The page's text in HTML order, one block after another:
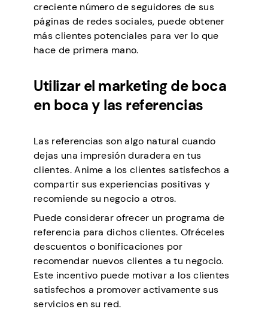
creciente número de seguidores de sus
páginas de redes sociales, puede obtener
más clientes potenciales para ver lo que
hace de primera mano.
Utilizar el marketing de boca
en boca y las referencias
Las referencias son algo natural cuando
dejas una impresión duradera en tus
clientes. Anime a los clientes satisfechos a
compartir sus experiencias positivas y
recomiende su negocio a otros.
Puede considerar ofrecer un programa de
referencia para dichos clientes. Ofréceles
descuentos o bonificaciones por
recomendar nuevos clientes a tu negocio.
Este incentivo puede motivar a los clientes
satisfechos a promover activamente sus
servicios en su red.